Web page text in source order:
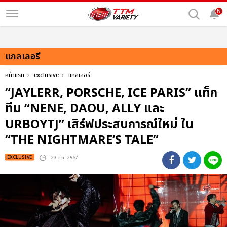
N
แกลเลอรี
หน้าแรก exclusive แกลเลอรี
“JAYLERR, PORSCHE, ICE PARIS” แท็ก
ทีม “NENE, DAOU, ALLY และ
URBOYTJ” เสิร์ฟประสบการณ์ใหม่ ใน
“THE NIGHTMARE’S TALE”
EXCLUSIVE : 29 ต.ค. 2567